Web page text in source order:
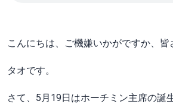
こんにちは、ご機嫌いかがですか、皆
タオです。
さて、5月19日はホーチミン主席の誕